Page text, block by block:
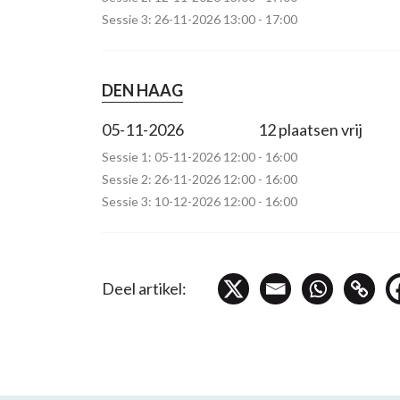
Sessie 3: 26-11-2026 13:00 - 17:00
DEN HAAG
05-11-2026
12 plaatsen vrij
Sessie 1: 05-11-2026 12:00 - 16:00
Sessie 2: 26-11-2026 12:00 - 16:00
Sessie 3: 10-12-2026 12:00 - 16:00
Deel artikel: